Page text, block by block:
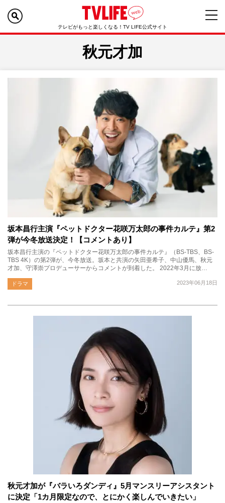
テレビがもっと楽しくなる！TV LIFE公式サイト
秋元才加
坂本昌行主演『ペットドクター花咲万太郎の事件カルテ』第2
弾が今冬放送決定！【コメントあり】
坂本昌行主演の『ペットドクター花咲万太郎の事件カルテ』（BS-TBS、BS-
TBS 4K）の第2弾が、今冬放送。坂本と共演の矢田亜希子、中山優馬、秋元
才加、守澤崇プロデューサーからコメントが到着した。 2022年3月に放…
2023年06月18日
ドラマ
秋元才加が『バラいろダンディ』5月マンスリーアシスタント
に決定「1カ月限定なので、とにかく楽しんでいきたい」